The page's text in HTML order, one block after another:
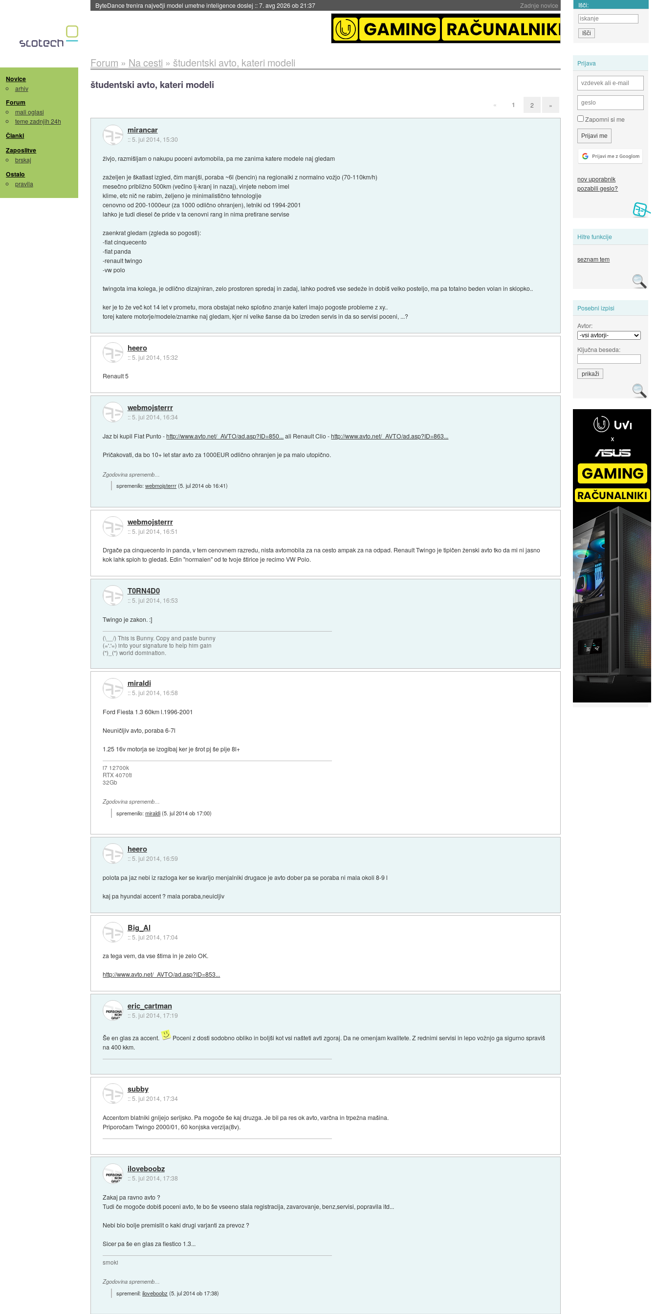
Zadnje novice
ByteDance trenira največji model umetne inteligence doslej ::7. avg 2026 ob 21:37 Išči:
Novice
arhiv
Forum
mali oglasi
teme zadnjih 24h
Članki
Zaposlitve
brskaj
Ostalo
pravila
Prijava
Zapomni si me
nov uporabnik
pozabili geslo?
Hitre funkcije
seznam tem
Posebni izpisi
Avtor:
Ključna beseda:
Forum » Na cesti » študentski avto, kateri modeli
študentski avto, kateri modeli
« 1 2 »
mirancar
:: 5. jul 2014, 15:30
živjo, razmišljam o nakupu poceni avtomobila, pa me zanima katere modele naj gledam
zaželjen je škatlast izgled, čim manjši, poraba ~6l (bencin) na regionalki z normalno vožjo (70-110km/h)
mesečno približno 500km (večino lj-kranj in nazaj), vinjete nebom imel
klime, etc nič ne rabim, željeno je minimalistično tehnologije
cenovno od 200-1000eur (za 1000 odlično ohranjen), letniki od 1994-2001
lahko je tudi diesel če pride v ta cenovni rang in nima pretirane servise
zaenkrat gledam (zgleda so pogosti):
-fiat cinquecento
-fiat panda
-renault twingo
-vw polo
twingota ima kolega, je odlično dizajniran, zelo prostoren spredaj in zadaj, lahko podreš vse sedeže in dobiš velko posteljo, ma pa totalno beden volan in sklopko..
ker je to že več kot 14 let v prometu, mora obstajat neko splošno znanje kateri imajo pogoste probleme z xy..
torej katere motorje/modele/znamke naj gledam, kjer ni velke šanse da bo izreden servis in da so servisi poceni, ...?
heero
::5. jul 2014, 15:32
Renault 5
webmojsterrr
:: 5. jul 2014, 16:34
Jaz bi kupil Fiat Punto -http://www.avto.net/_AVTO/ad.asp?ID=850... ali Renault Clio -http://www.avto.net/_AVTO/ad.asp?ID=863...
Pričakovati, da bo 10+ let star avto za 1000EUR odlično ohranjen je pa malo utopično.
Zgodovina sprememb…
spremenilo:webmojsterrr(5. jul 2014 ob 16:41)
webmojsterrr
::5. jul 2014, 16:51
Drgače pa cinquecento in panda, v tem cenovnem razredu, nista avtomobila za na cesto ampak za na odpad. Renault Twingo je tipičen ženski avto tko da mi ni jasno
kok lahk sploh to gledaš. Edin "normalen" od te tvoje štirice je recimo VW Polo.
T0RN4D0
:: 5. jul 2014, 16:53
Twingo je zakon. :]
(\__/) This is Bunny. Copy and paste bunny
(='.'=) into your signature to help him gain
(")_(") world domination.
miraldi
::5. jul 2014, 16:58
Ford Fiesta 1.3 60km l.1996-2001
Neuničljiv avto, poraba 6-7l
1.25 16v motorja se izogibaj ker je šrot pj še pije 8l+
i7 12700k
RTX 4070ti
32Gb
Zgodovina sprememb…
spremenilo:miraldi(5. jul 2014 ob 17:00)
heero
:: 5. jul 2014, 16:59
polota pa jaz nebi iz razloga ker se kvarijo menjalniki drugace je avto dober pa se poraba ni mala okoli 8-9 l
kaj pa hyundai accent ? mala poraba,neuicljiv
Big_Al
::5. jul 2014, 17:04
za tega vem, da vse štima in je zelo OK.
http://www.avto.net/_AVTO/ad.asp?ID=853...
eric_cartman
:: 5. jul 2014, 17:19
Še en glas za accent.
Poceni z dosti sodobno obliko in boljši kot vsi našteti avti zgoraj. Da ne omenjam kvalitete. Z rednimi servisi in lepo vožnjo ga sigurno spraviš
na 400 kkm.
subby
::5. jul 2014, 17:34
Accentom blatniki gnijejo serijsko. Pa mogoče še kaj druzga. Je bil pa res ok avto, varčna in trpežna mašina.
Priporočam Twingo 2000/01, 60 konjska verzija(8v).
iloveboobz
:: 5. jul 2014, 17:38
Zakaj pa ravno avto ?
Tudi če mogoče dobiš poceni avto, te bo še vseeno stala registracija, zavarovanje, benz,servisi, popravila itd...
Nebi blo bolje premislit o kaki drugi varjanti za prevoz ?
Sicer pa še en glas za fiestico 1.3...
smoki
Zgodovina sprememb…
spremenil:iloveboobz (5. jul 2014 ob 17:38)